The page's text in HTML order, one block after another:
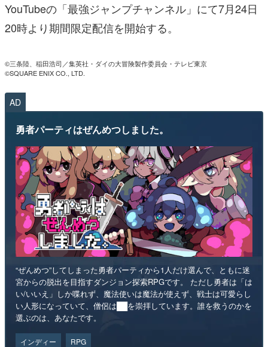
YouTubeの「最強ジャンプチャンネル」にて7月24日
20時より期間限定配信を開始する。
©三条陸、稲田浩司／集英社・ダイの大冒険製作委員会・テレビ東京
©SQUARE ENIX CO., LTD.
AD
勇者パーティはぜんめつしました。
“ぜんめつ”してしまった勇者パーティから1人だけ選んで、ともに迷
宮からの脱出を目指すダンジョン探索RPGです。 ただし勇者は「は
い/いいえ」しか喋れず、魔法使いは魔法が使えず、戦士は可愛らし
い人形になっていて、僧侶は██を崇拝しています。誰を救うのかを
選ぶのは、あなたです。
インディー RPG